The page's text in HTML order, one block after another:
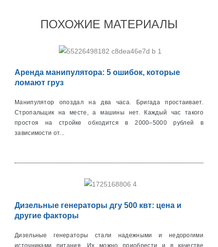
ПОХОЖИЕ МАТЕРИАЛЫ
Аренда манипулятора: 5 ошибок, которые
ломают груз
Манипулятор опоздал на два часа. Бригада простаивает.
Стропальщик на месте, а машины нет. Каждый час такого
простоя на стройке обходится в 2000–5000 рублей в
зависимости от...
Дизельные генераторы дгу 500 квт: цена и
другие факторы
Дизельные генераторы стали надежными и недорогими
источниками питания. Их можно приобрести и в качестве